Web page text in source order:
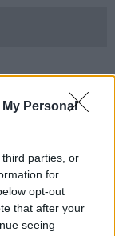
Personal
parties, or
for
opt-out
that after your
seeing
Marittima,
territorio, tra
e attività per
piazza Don Gallo,
agricoli
Pisano
aziende agricole